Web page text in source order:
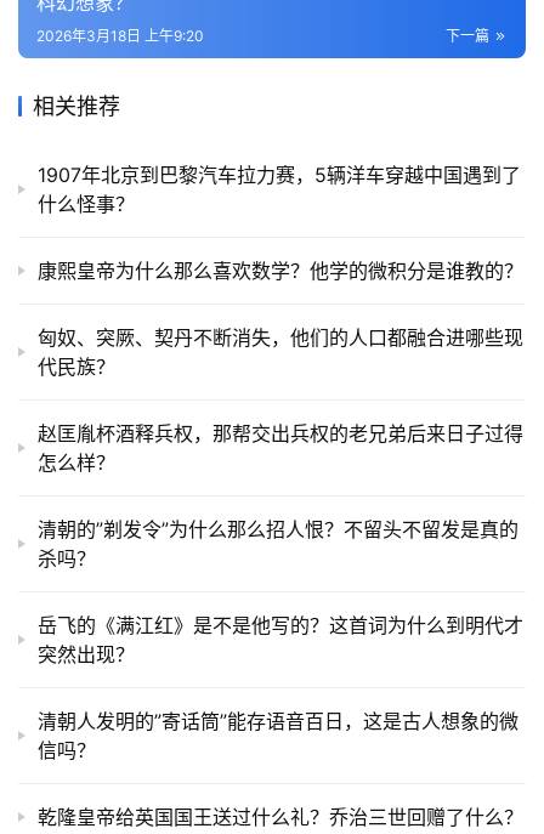
下一篇
2026年3月18日 上午9:20
相关推荐
1907年北京到巴黎汽车拉力赛，5辆洋车穿越中国遇到了
什么怪事？
康熙皇帝为什么那么喜欢数学？他学的微积分是谁教的？
匈奴、突厥、契丹不断消失，他们的人口都融合进哪些现
代民族？
赵匡胤杯酒释兵权，那帮交出兵权的老兄弟后来日子过得
怎么样？
清朝的”剃发令”为什么那么招人恨？不留头不留发是真的
杀吗？
岳飞的《满江红》是不是他写的？这首词为什么到明代才
突然出现？
清朝人发明的”寄话筒”能存语音百日，这是古人想象的微
信吗？
乾隆皇帝给英国国王送过什么礼？乔治三世回赠了什么？